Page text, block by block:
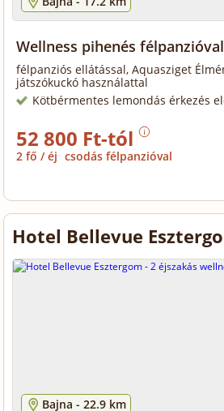
Wellness pihenés félpanzióval
félpanziós ellátással, Aquasziget
játszókuckó használattal
Kötbérmentes lemondás érkezés
52 800 Ft-tól
2 fő / éj csodás félpanzióval
Hotel Bellevue
Bajna - 22.9 km